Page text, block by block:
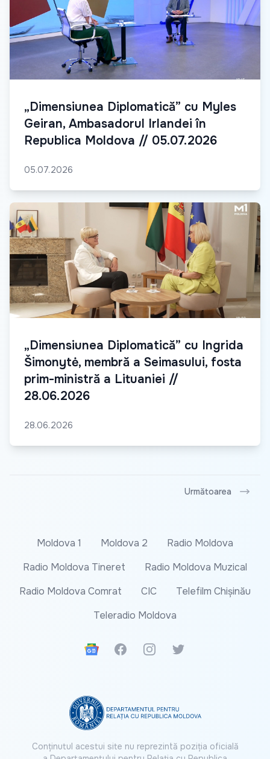
„Dimensiunea Diplomatică” cu Myles
Geiran, Ambasadorul Irlandei în
Republica Moldova // 05.07.2026
05.07.2026
„Dimensiunea Diplomatică” cu Ingrida
Šimonytė, membră a Seimasului, fosta
prim-ministră a Lituaniei //
28.06.2026
28.06.2026
Următoarea
Moldova 1 Moldova 2
Radio Moldova
Radio Moldova Tineret
Radio Moldova Muzical
Radio Moldova Comrat
CIC
Telefilm Chișinău
Teleradio Moldova
Google News
FacebookInstagramTwitter
Conținutul acestui site nu reprezintă poziția oficială